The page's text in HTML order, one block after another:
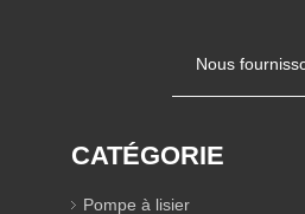
Nous
CATÉGORIE
Pompe à lisier